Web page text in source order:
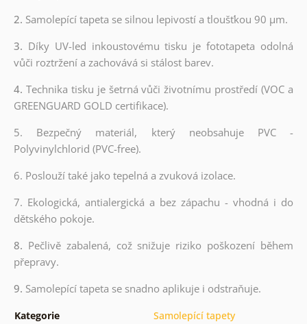
2. Samolepící tapeta se silnou lepivostí a tloušťkou 90 µm.
3. Díky UV-led inkoustovému tisku je fototapeta odolná
vůči roztržení a zachovává si stálost barev.
4. Technika tisku je šetrná vůči životnímu prostředí (VOC a
GREENGUARD GOLD certifikace).
5. Bezpečný materiál, který neobsahuje PVC -
Polyvinylchlorid (PVC-free).
6. Poslouží také jako tepelná a zvuková izolace.
7. Ekologická, antialergická a bez zápachu - vhodná i do
dětského pokoje.
8. Pečlivě zabalená, což snižuje riziko poškození během
přepravy.
9. Samolepící tapeta se snadno aplikuje i odstraňuje.
Kategorie Samolepící tapety